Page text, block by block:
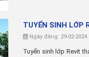
TUYỂN SINH LỚP
Ngày đăng: 29-02-2024 |
Tuyển sinh lớp Revit